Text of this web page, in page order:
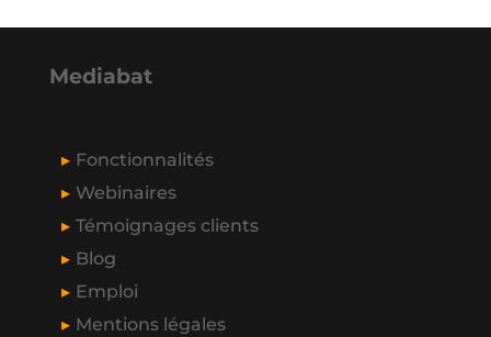
Mediabat
Fonctionnalités
Webinaires
Témoignages clients
Blog
Emploi
Mentions légales